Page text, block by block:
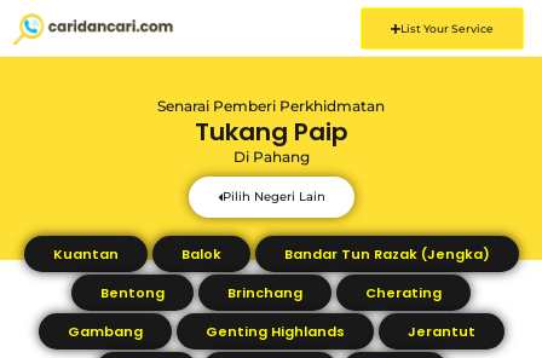
List Your Service
Senarai Pemberi Perkhidmatan
Tukang Paip
Di Pahang
Pilih Negeri Lain
Kuantan Balok
Bandar Tun Razak (Jengka)
Bentong
Brinchang
Cherating
Gambang
Genting Highlands
Jerantut